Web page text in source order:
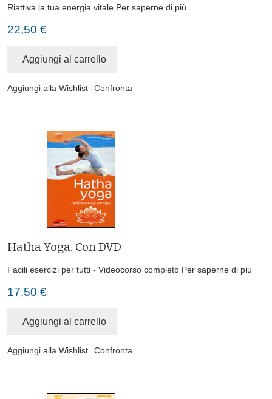
Riattiva la tua energia vitale Per saperne di più
22,50 €
Aggiungi al carrello
Aggiungi alla Wishlist Confronta
Hatha Yoga. Con DVD
Facili esercizi per tutti - Videocorso completo Per saperne di più
17,50 €
Aggiungi al carrello
Aggiungi alla Wishlist Confronta